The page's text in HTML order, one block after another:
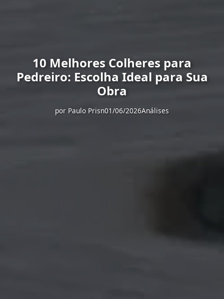
10 Melhores Colheres para
Pedreiro: Escolha Ideal para Sua
Obra
por Paulo Prisn01/06/2026Análises